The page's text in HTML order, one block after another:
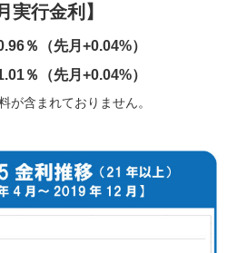
実行金利】
％（先月+0.04%）
％（先月+0.04%）
含まれておりません。